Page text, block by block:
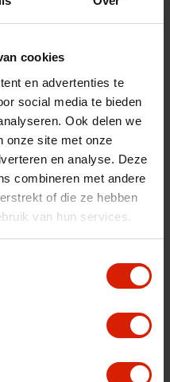
cookies
en advertenties te
social media te bieden
Ook delen we
onze site met onze
en analyse. Deze
combineren met andere
of die ze hebben
van hun services.